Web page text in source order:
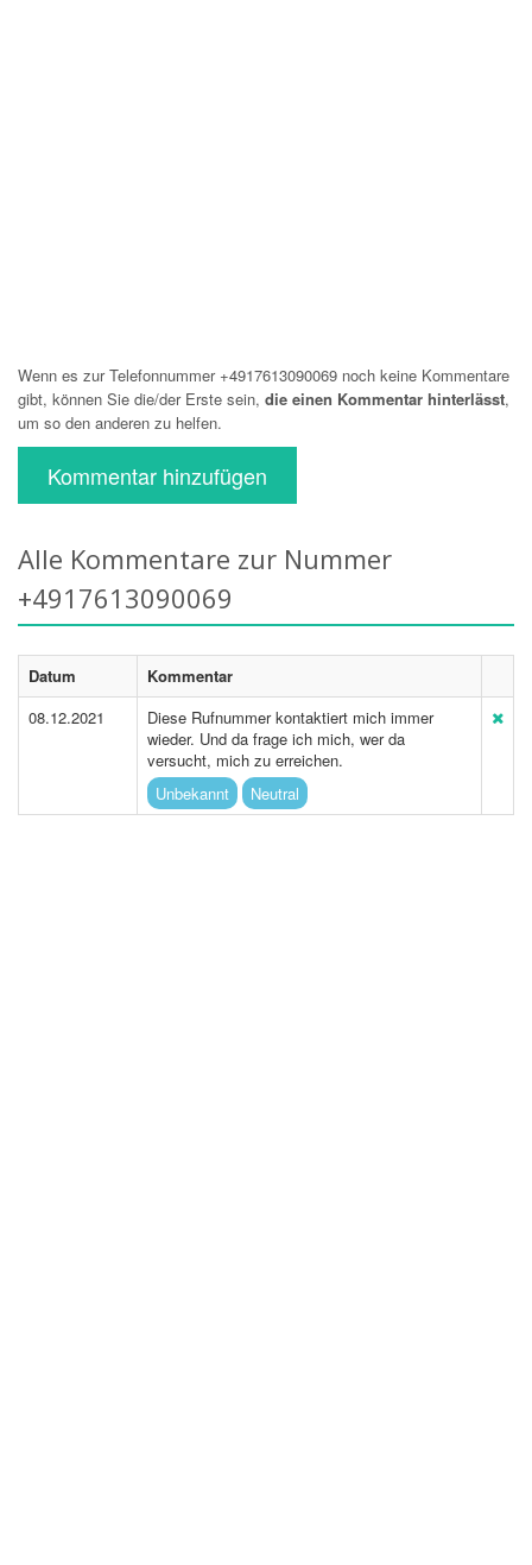
Wenn es zur Telefonnummer +4917613090069 noch keine Kommentare
gibt, können Sie die/der Erste sein, die einen Kommentar hinterlässt,
um so den anderen zu helfen.
Kommentar hinzufügen
Alle Kommentare zur Nummer
+4917613090069
Datum
Kommentar
08.12.2021
Diese Rufnummer kontaktiert mich immer
wieder. Und da frage ich mich, wer da
versucht, mich zu erreichen.
Unbekannt
Neutral